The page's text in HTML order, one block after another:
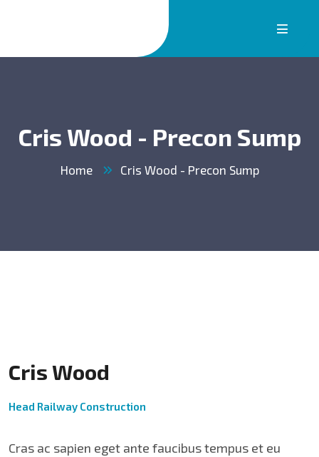
Cris Wood - Precon Sump
Home Cris Wood - Precon Sump
Cris Wood
Head Railway Construction
Cras ac sapien eget ante faucibus tempus et eu